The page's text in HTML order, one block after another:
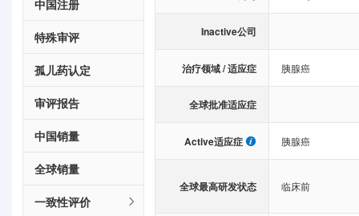
中国注册
特殊审评
孤儿药认定
审评报告
中国销量
全球销量
一致性评价
Inactive公司
治疗领域 / 适应症 胰腺癌
全球批准适应症
Active适应症 胰腺癌
全球最高研发状态 临床前